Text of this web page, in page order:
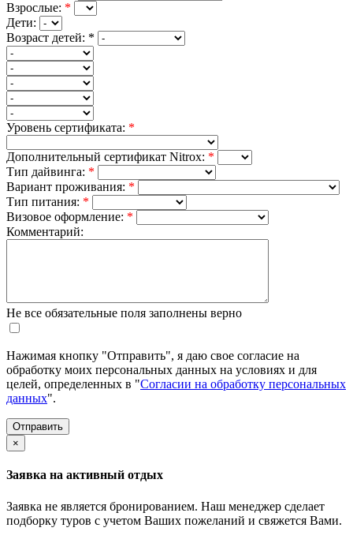
Взрослые: *
Дети:
Возраст детей: *
Уровень сертификата: *
Дополнительный сертификат Nitrox: *
Тип дайвинга: *
Вариант проживания: *
Тип питания: *
Визовое оформление: *
Комментарий:
Не все обязательные поля заполнены верно
Нажимая кнопку "Отправить", я даю свое согласие на
обработку моих персональных данных на условиях и для
целей, определенных в "Согласии на обработку персональных
данных".
×
Заявка на активный отдых
Заявка не является бронированием. Наш менеджер сделает
подборку туров с учетом Ваших пожеланий и свяжется Вами.